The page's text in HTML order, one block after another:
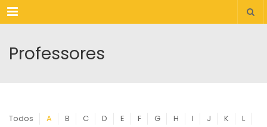
Menu
Professores
Todos A B C D E F G H I J K
L